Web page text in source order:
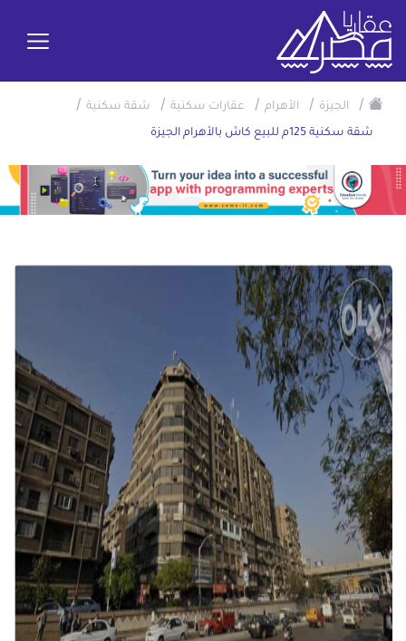
/ الجيزة / الأهرام / عقارات سكنية / شقة سكنية /
شقة سكنية 125م للبيع كاش بالأهرام الجيزة